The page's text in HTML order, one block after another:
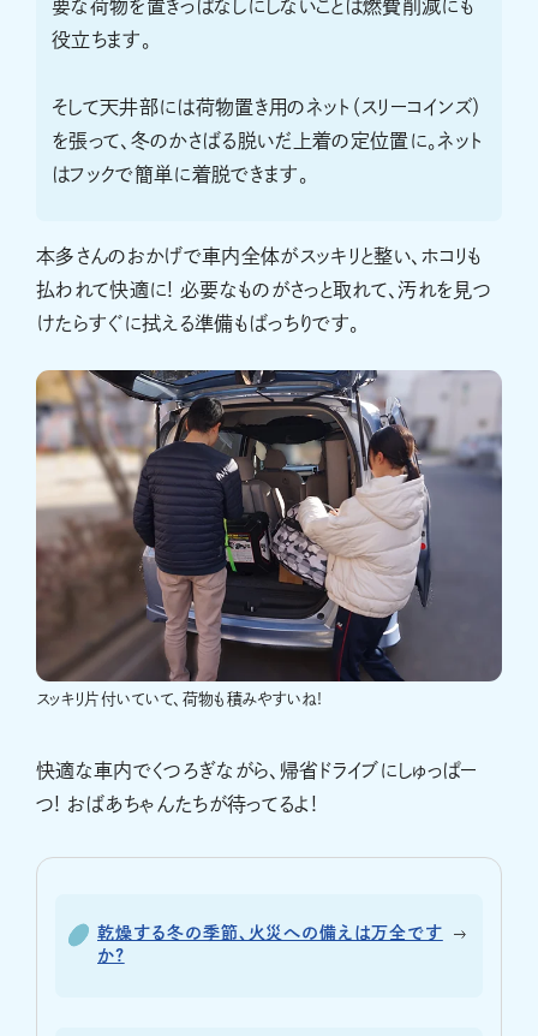
要な荷物を置きっぱなしにしないことは燃費削減にも
役立ちます。
そして天井部には荷物置き用のネット（スリーコインズ）
を張って、冬のかさばる脱いだ上着の定位置に。ネット
はフックで簡単に着脱できます。
本多さんのおかげで車内全体がスッキリと整い、ホコリも
払われて快適に! 必要なものがさっと取れて、汚れを見つ
けたらすぐに拭える準備もばっちりです。
スッキリ片付いていて、荷物も積みやすいね!
快適な車内でくつろぎながら、帰省ドライブにしゅっぱー
つ! おばあちゃんたちが待ってるよ!
乾燥する冬の季節、火災への備えは万全です
か?